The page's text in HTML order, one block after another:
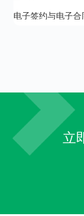
电子签约与电子合
立